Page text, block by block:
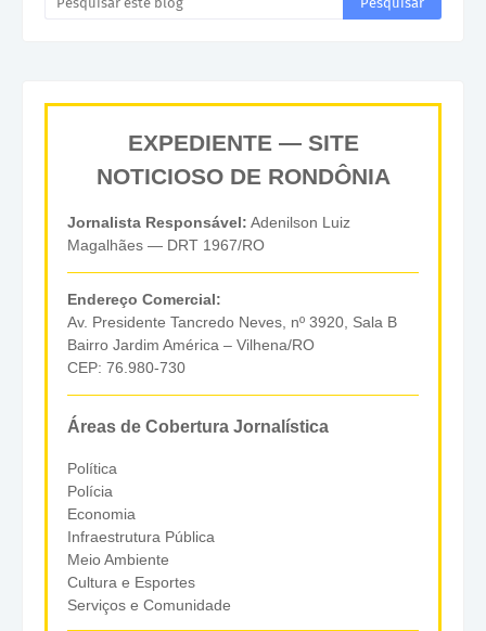
EXPEDIENTE — SITE
NOTICIOSO DE RONDÔNIA
Jornalista Responsável: Adenilson Luiz
Magalhães — DRT 1967/RO
Endereço Comercial:
Av. Presidente Tancredo Neves, nº 3920, Sala B
Bairro Jardim América – Vilhena/RO
CEP: 76.980-730
Áreas de Cobertura Jornalística
Política
Polícia
Economia
Infraestrutura Pública
Meio Ambiente
Cultura e Esportes
Serviços e Comunidade